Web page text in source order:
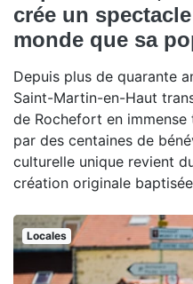
crée un
monde que sa
Depuis plus de quarante
Saint-Martin-en-Haut
de Rochefort en
par des centaines de
culturelle unique revient
création originale
Locales